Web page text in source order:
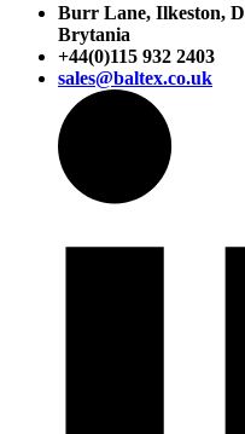
Burr Lane, Ilkeston,
Brytania
+44(0)115 932 2403
sales@baltex.co.uk